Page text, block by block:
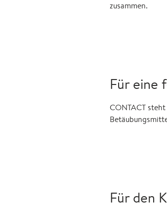
zusammen.
Für eine
CONTACT
Für den